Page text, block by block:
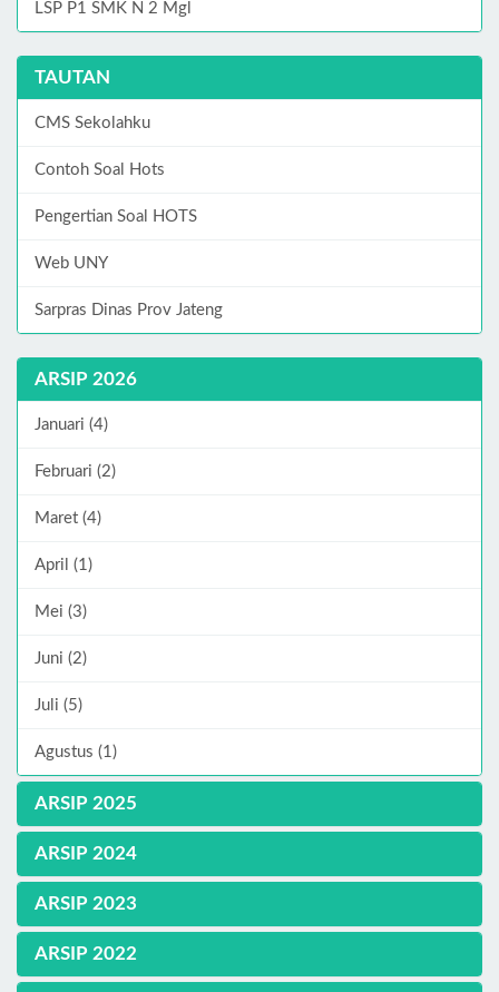
LSP P1 SMK N 2 Mgl
TAUTAN
CMS Sekolahku
Contoh Soal Hots
Pengertian Soal HOTS
Web UNY
Sarpras Dinas Prov Jateng
ARSIP 2026
Januari (4)
Februari (2)
Maret (4)
April (1)
Mei (3)
Juni (2)
Juli (5)
Agustus (1)
ARSIP 2025
ARSIP 2024
ARSIP 2023
ARSIP 2022